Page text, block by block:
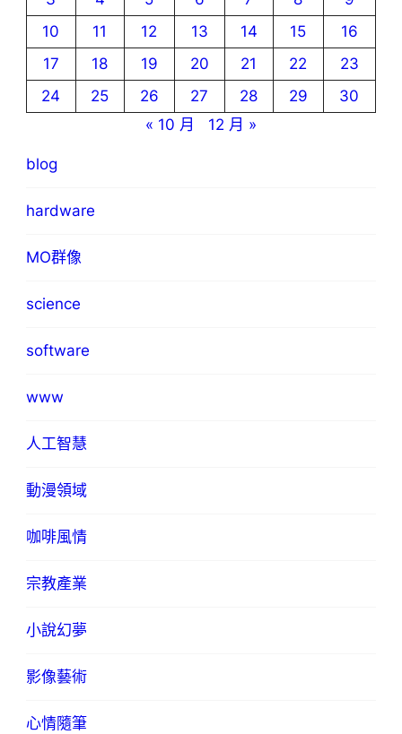
10
11 12 13 14 15
16
17
18 19 20 21 22
23
24
25 26 27 28 29
30
« 10 月
12 月 »
blog
hardware
MO群像
science
software
www
人工智慧
動漫領域
咖啡風情
宗教產業
小說幻夢
影像藝術
心情隨筆